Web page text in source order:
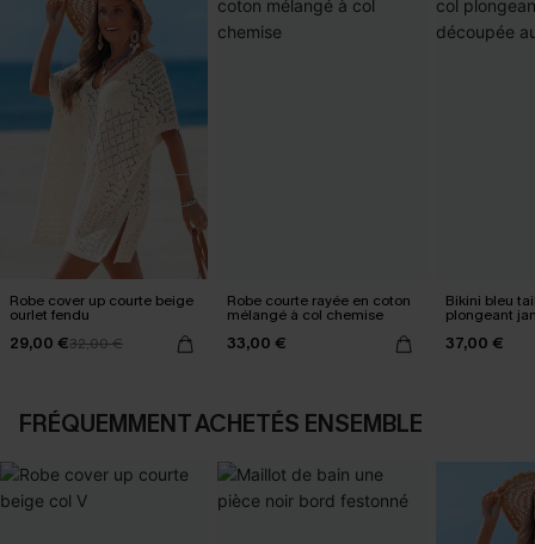
Robe cover up courte beige
ourlet fendu
29,00 €32,00 €
Robe courte rayée en coton
mélangé à col chemise
33,00 €
Bikini bleu
plongeant
au milieu
37,00 €
FRÉQUEMMENT ACHETÉS ENSEMBLE